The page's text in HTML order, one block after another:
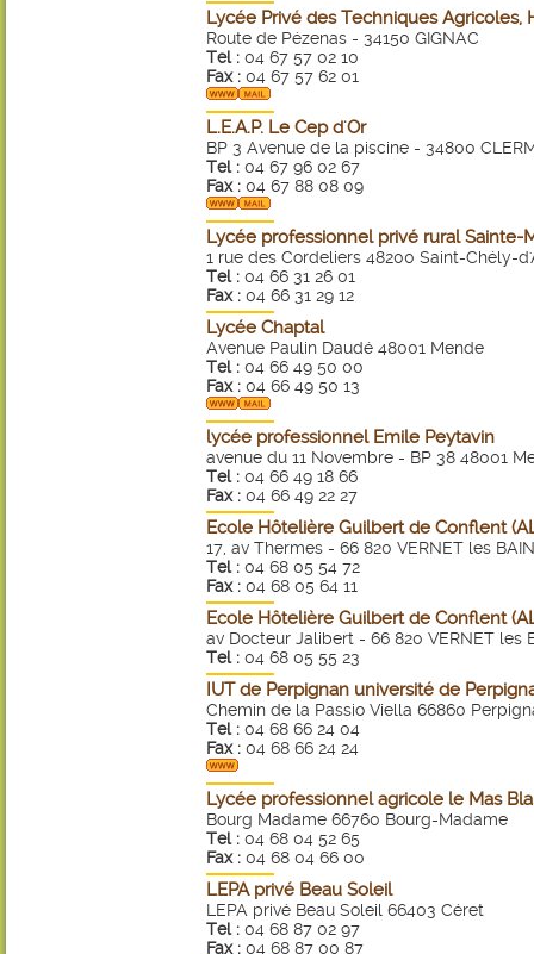
Lycée Privé des Techniques Agricoles,
Route de Pézenas - 34150 GIGNAC
Tel : 04 67 57 02 10
Fax : 04 67 57 62 01
L.E.A.P. Le Cep d'Or
BP 3 Avenue de la piscine - 34800
Tel : 04 67 96 02 67
Fax : 04 67 88 08 09
Lycée professionnel privé rural Sainte-
1 rue des Cordeliers 48200 Saint-Chély-
Tel : 04 66 31 26 01
Fax : 04 66 31 29 12
Lycée Chaptal
Avenue Paulin Daudé 48001 Mende
Tel : 04 66 49 50 00
Fax : 04 66 49 50 13
lycée professionnel Emile Peytavin
avenue du 11 Novembre - BP 38 48001
Tel : 04 66 49 18 66
Fax : 04 66 49 22 27
Ecole Hôtelière Guilbert de Conflent
17, av Thermes - 66 820 VERNET les
Tel : 04 68 05 54 72
Fax : 04 68 05 64 11
Ecole Hôtelière Guilbert de Conflent
av Docteur Jalibert - 66 820 VERNET les
Tel : 04 68 05 55 23
IUT de Perpignan université de
Chemin de la Passio Viella 66860
Tel : 04 68 66 24 04
Fax : 04 68 66 24 24
Lycée professionnel agricole le Mas
Bourg Madame 66760 Bourg-Madame
Tel : 04 68 04 52 65
Fax : 04 68 04 66 00
LEPA privé Beau Soleil
LEPA privé Beau Soleil 66403 Céret
Tel : 04 68 87 02 97
Fax : 04 68 87 00 87